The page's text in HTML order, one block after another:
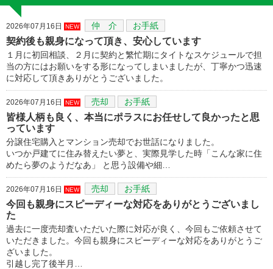
2026年07月16日 NEW 仲 介 お手紙
契約後も親身になって頂き、安心しています
１月に初回相談、２月に契約と繁忙期にタイトなスケジュールで担
当の方にはお願いをする形になってしまいましたが、丁寧かつ迅速
に対応して頂きありがとうございました。
2026年07月16日 NEW 売却 お手紙
皆様人柄も良く、本当にポラスにお任せして良かったと思
っています
分譲住宅購入とマンション売却でお世話になりました。
いつか戸建てに住み替えたい夢と、実際見学した時「こんな家に住
めたら夢のようだなあ」 と思う設備や細…
2026年07月16日 NEW 売却 お手紙
今回も親身にスピーディーな対応をありがとうございまし
た
過去に一度売却査いただいた際に対応が良く、今回もご依頼させて
いただきました。今回も親身にスピーディーな対応をありがとうご
ざいました。
引越し完了後半月…